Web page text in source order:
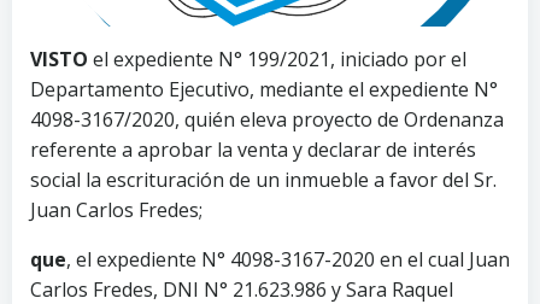
VISTO el expediente N° 199/2021, iniciado por el
Departamento Ejecutivo, mediante el expediente N°
4098-3167/2020, quién eleva proyecto de Ordenanza
referente a aprobar la venta y declarar de interés
social la escrituración de un inmueble a favor del Sr.
Juan Carlos Fredes;
que, el expediente N° 4098-3167-2020 en el cual Juan
Carlos Fredes, DNI N° 21.623.986 y Sara Raquel